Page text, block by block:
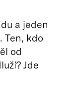
a jeden
Ten, kdo
od
Jde